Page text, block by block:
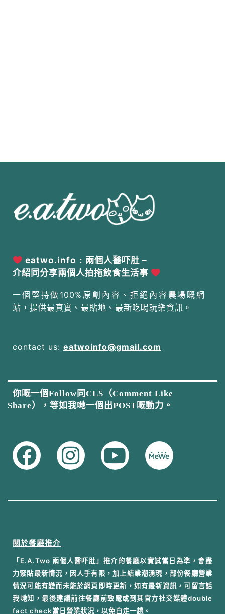
eatwo.info﹕兩個人醫吓肚 –
介紹同分享兩個人拍拖飲食生活事
一個堅持做100%原創內容、拒絕內容農場嘅網
站，提供最真實、最貼地、最新吃喝玩樂資訊。
contact us: eatwoinfo@gmail.com
你嘅一個Follow同CLS（Comment Like
Share），等如我哋一個出POST嘅動力。
關於餐廳推介
「E.A.Two 兩個人醫吓肚」推介的餐廳以實試當日為準，會盡
力緊貼最新情況，因人手有限，加上結業潮湧現，部份餐廳營業
情況可能有變而未能於網頁即時更新，如有最新資訊，可留言話
我哋知，最後建議前往餐廳前致電或到其官方社交媒體double
fact check當日營業狀況，以免白走一趟。